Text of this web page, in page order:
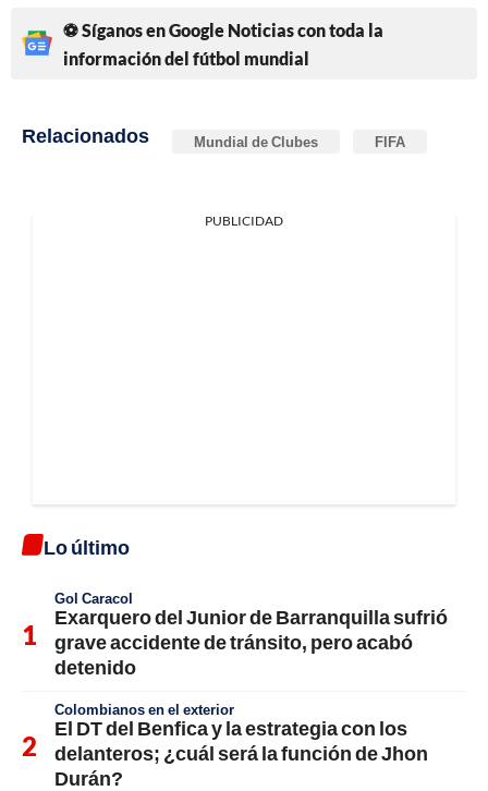
⚽ Síganos en Google Noticias con toda la
información del fútbol mundial
Relacionados Mundial de Clubes FIFA
PUBLICIDAD
Lo último
Gol Caracol
Exarquero del Junior de Barranquilla sufrió
grave accidente de tránsito, pero acabó
detenido
Colombianos en el exterior
El DT del Benfica y la estrategia con los
delanteros; ¿cuál será la función de Jhon
Durán?